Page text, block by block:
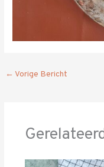
← Vorige Bericht